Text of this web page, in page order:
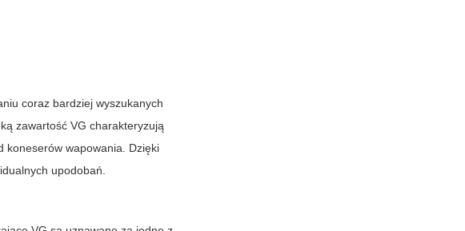
coraz bardziej wyszukanych
zawartość VG charakteryzują
koneserów wapowania. Dzięki
upodobań.